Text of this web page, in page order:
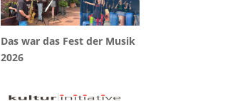
Das war das Fest der Musik
2026